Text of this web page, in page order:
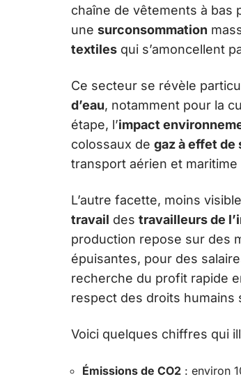
chaîne de vêtements à bas
une surconsommation
textiles qui s’amoncellent
Ce secteur se révèle
d’eau, notamment pour la
étape, l’impact
colossaux de gaz à effet de
transport aérien et
L’autre facette, moins
travail des travailleurs de
production repose sur des
épuisantes, pour des
recherche du profit rapide
respect des droits humains
Voici quelques chiffres qui
Émissions de CO2 : environ